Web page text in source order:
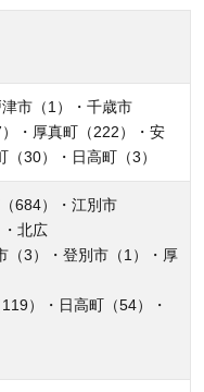
市（1）・千歳市
）・厚真町（222）・安
30）・日高町（3）
684）・江別市
・北広
（3）・登別市（1）・厚
）・日高町（54）・